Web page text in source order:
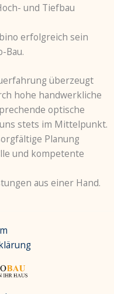
und Tiefbau
erfolgreich sein
Bau.
überzeugt
hohe handwerkliche
optische
stets im Mittelpunkt.
Planung
und kompetente
aus einer Hand.